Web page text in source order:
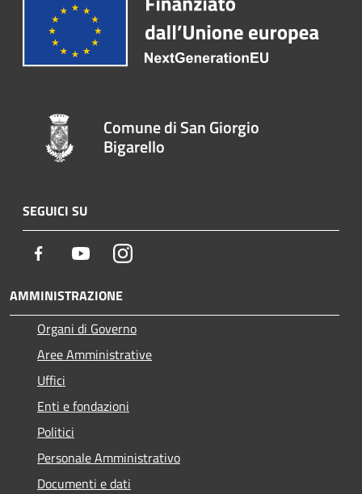
Comune di San Giorgio
Bigarello
SEGUICI SU
Facebook YoutubeInstagram
AMMINISTRAZIONE
Organi di Governo
Aree Amministrative
Uffici
Enti e fondazioni
Politici
Personale Amministrativo
Documenti e dati